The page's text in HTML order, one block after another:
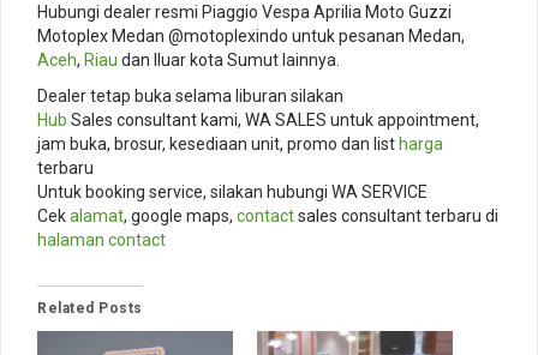
Hubungi dealer resmi Piaggio Vespa Aprilia Moto Guzzi
Motoplex Medan @motoplexindo untuk pesanan Medan,
Aceh, Riau dan lluar kota Sumut lainnya.
Dealer tetap buka selama liburan silakan
Hub Sales consultant kami, WA SALES untuk appointment,
jam buka, brosur, kesediaan unit, promo dan list harga
terbaru
Untuk booking service, silakan hubungi WA SERVICE
Cekalamat, google maps, contactsales consultant terbaru di
halaman contact
Related Posts